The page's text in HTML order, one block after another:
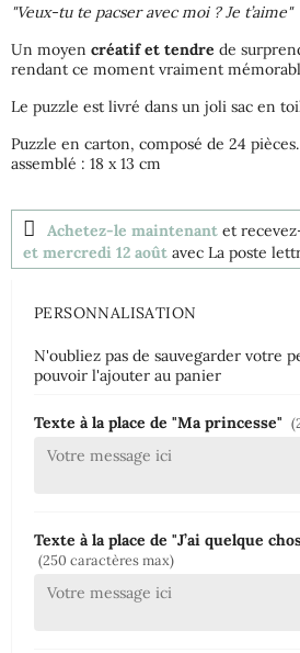
(2 avis)
"Veux-tu te pacser avec moi ? Je t’aime"
Un moyen créatif et tendre de
rendant ce moment vraiment
Le puzzle est livré dans un joli sac en
Puzzle en carton, composé de 24
assemblé : 18 x 13 cm
Achetez-le maintenant et
et mercredi 12 août avec La poste
PERSONNALISATION
N'oubliez pas de sauvegarder votre
pouvoir l'ajouter au panier
Texte à la place de "Ma princesse"
Texte à la place de "J’ai quelque
(250 caractères max)